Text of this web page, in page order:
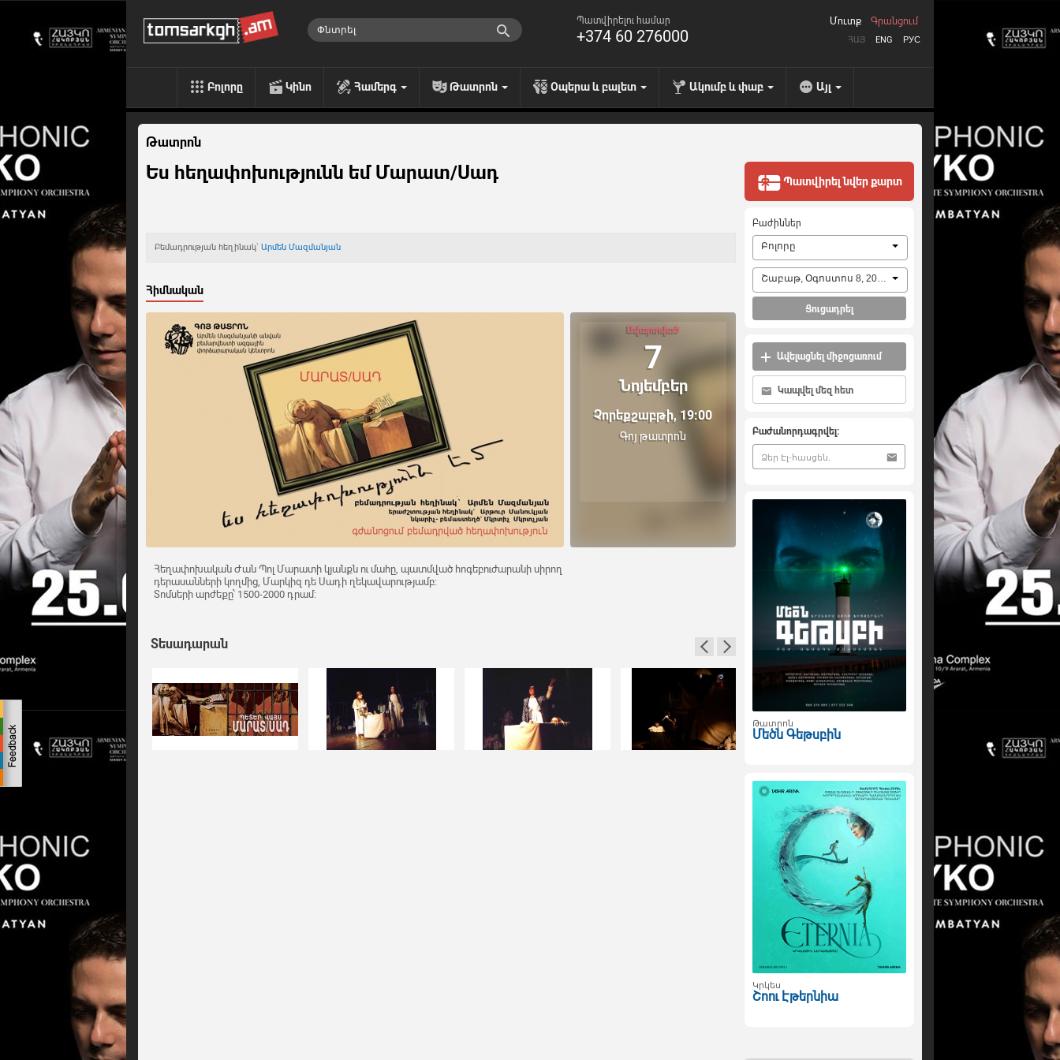
Պատվիրելու համար
+374 60 276000 ՀԱՅ ENG РУС
Մուտք Գրանցում
Բոլորը Կինո Համերգ Թատրոն Օպերա և բալետ Ակումբ և փաբ Այլ
Թատրոն
Ես հեղափոխությունն եմ Մարատ/Սադ
Բեմադրության հեղինակ` Արմեն Մազմանյան
Հիմնական
Ավարտված
7
Նոյեմբեր
Չորեքշաբթի, 19:00
Գոյ թատրոն
Հեղափոխական Ժան Պոլ Մարատի կյանքն ու մահը, պատմված հոգեբուժարանի սիրող
դերասանների կողմից, Մարկիզ դե Սադի ղեկավարությամբ:
Տոմսերի արժեքը՝ 1500-2000 դրամ:
Տեսադարան
Պատվիրել նվեր քարտ
Բաժիններ
Բոլորը
Շաբաթ, Օգոստոս 8, 2026
Ցուցադրել
Ավելացնել միջոցառում
Կապվել մեզ հետ
Բաժանորդագրվել:
Թատրոն
Մեծն Գեթսբին
Կրկես
Շոու Էթերնիա